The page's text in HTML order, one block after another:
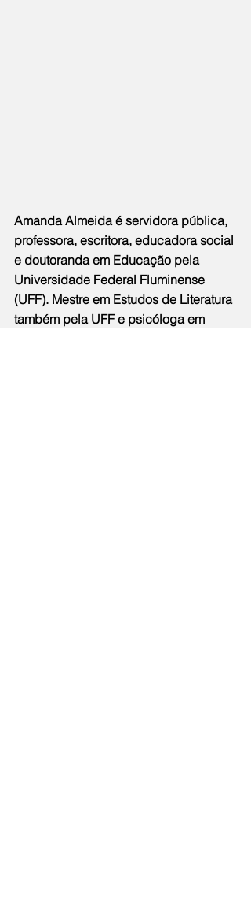
Amanda Almeida é servidora pública,
professora, escritora, educadora social
e doutoranda em Educação pela
Universidade Federal Fluminense
(UFF). Mestre em Estudos de Literatura
também pela UFF e psicóloga em